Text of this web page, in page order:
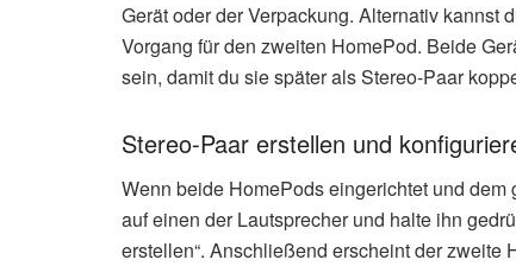
Gerät oder der Verpackung. Alternativ kannst
Vorgang für den zweiten HomePod. Beide
sein, damit du sie später als Stereo-Paar
Stereo-Paar erstellen und
Wenn beide HomePods eingerichtet und
auf einen der Lautsprecher und halte ihn
erstellen“. Anschließend erscheint der